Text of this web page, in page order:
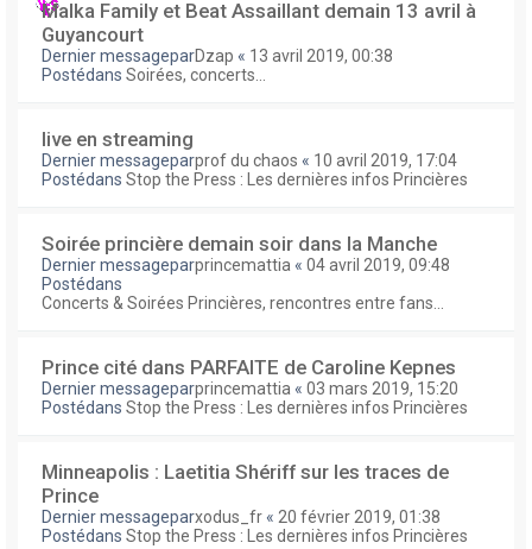
Malka Family et Beat Assaillant demain 13 avril à
Guyancourt
Dernier messageparDzap « 13 avril 2019, 00:38
Postédans Soirées, concerts...
live en streaming
Dernier messageparprof du chaos « 10 avril 2019, 17:04
Postédans Stop the Press : Les dernières infos Princières
Soirée princière demain soir dans la Manche
Dernier messageparprincemattia « 04 avril 2019, 09:48
Postédans
Concerts & Soirées Princières, rencontres entre fans...
Prince cité dans PARFAITE de Caroline Kepnes
Dernier messageparprincemattia « 03 mars 2019, 15:20
Postédans Stop the Press : Les dernières infos Princières
Minneapolis : Laetitia Shériff sur les traces de
Prince
Dernier messageparxodus_fr « 20 février 2019, 01:38
Postédans Stop the Press : Les dernières infos Princières